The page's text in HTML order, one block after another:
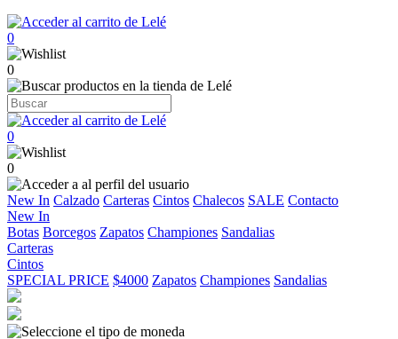
0
0
0
0
New In Calzado Carteras Cintos Chalecos SALE Contacto
New In
Botas Borcegos Zapatos Championes Sandalias
Carteras
Cintos
SPECIAL PRICE $4000 Zapatos Championes Sandalias